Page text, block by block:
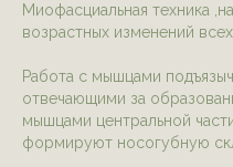
Миофасциальная техника
возрастных изменений
Работа с мышцами
отвечающими за
мышцами центральной
формируют носогубную